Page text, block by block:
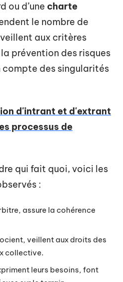
ou d’une charte
le nombre de
aux critères
prévention des risques
compte des singularités
d'intrant et d'extrant
processus de
qui fait quoi, voici les
:
assure la cohérence
veillent aux droits des
collective.
leurs besoins, font